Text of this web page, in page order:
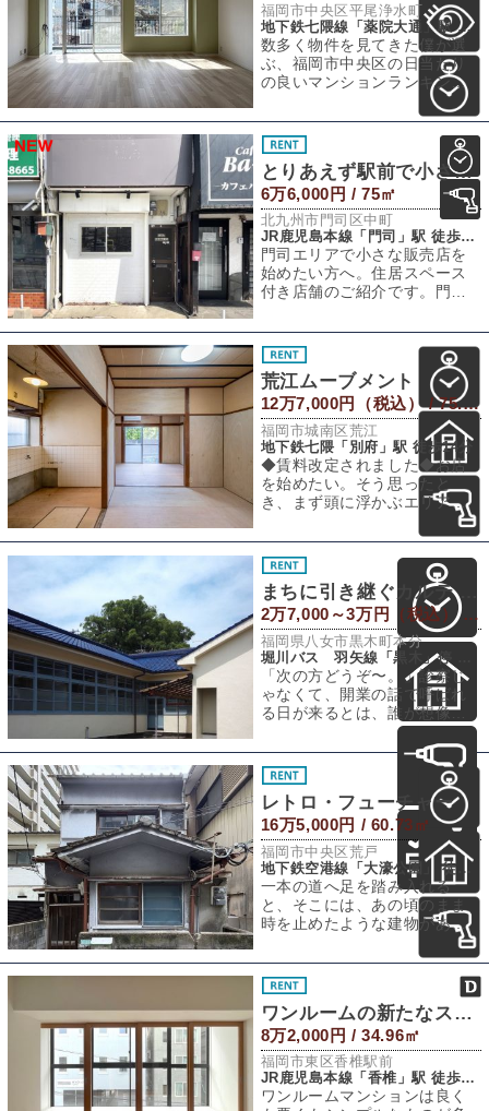
福岡市中央区平尾浄水町
地下鉄七隈線「薬院大通」駅 徒歩13分
数多く物件を見てきた僕が選
ぶ、福岡市中央区の日当たり
の良いマンションランキング
で上位にランクインする本物
件。過去にこちら
とりあえず駅前で小さくやってみる？
6万6,000円 / 75㎡
北九州市門司区中町
JR鹿児島本線「門司」駅 徒歩1分
門司エリアで小さな販売店を
始めたい方へ。住居スペース
付き店舗のご紹介です。門司
司駅周辺は“暮ら
荒江ムーブメント
12万7,000円（税込） / 75.76㎡
福岡市城南区荒江
地下鉄七隈「別府」駅 徒歩14分
◆賃料改定されました◆お店
を始めたい。そう思ったと
き、まず頭に浮かぶエリアは
天神や薬院、大濠あたりでし
ょうか。人通りも多
まちに引き継ぐカルテ 〜小さな区画ver〜
2万7,000～3万円（税込） / 7.45～9.9㎡
福岡県八女市黒木町本分
「次の方どうぞ〜。」診察じ
ゃなくて、開業の話で呼ばれ
る日が来るとは、誰が想像し
たでしょう。舞台は八女・黒
木町。かつて「長
レトロ・フューチャー
16万5,000円 / 60.73㎡
福岡市中央区荒戸
地下鉄空港線「大濠公園」 徒歩5分
一本の道へ足を踏み入れる
と、そこには、あの頃のまま
時を止めたような建物があり
ました。だけど、安心してほ
しい。ようやく、我
ワンルームの新たなスタイル
8万2,000円 / 34.96㎡
福岡市東区香椎駅前
JR鹿児島本線「香椎」駅 徒歩2分
ワンルームマンションは良く